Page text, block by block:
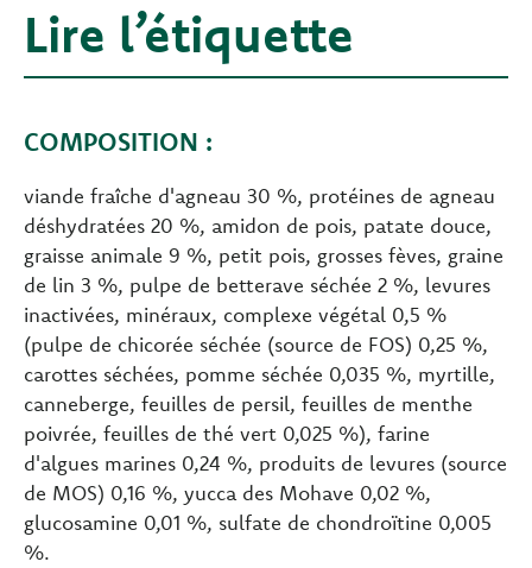
Lire l’étiquette
COMPOSITION :
viande fraîche d'agneau 30 %, protéines de agneau
déshydratées 20 %, amidon de pois, patate douce,
graisse animale 9 %, petit pois, grosses fèves, graine
de lin 3 %, pulpe de betterave séchée 2 %, levures
inactivées, minéraux, complexe végétal 0,5 %
(pulpe de chicorée séchée (source de FOS) 0,25 %,
carottes séchées, pomme séchée 0,035 %, myrtille,
canneberge, feuilles de persil, feuilles de menthe
poivrée, feuilles de thé vert 0,025 %), farine
d'algues marines 0,24 %, produits de levures (source
de MOS) 0,16 %, yucca des Mohave 0,02 %,
glucosamine 0,01 %, sulfate de chondroïtine 0,005
%.